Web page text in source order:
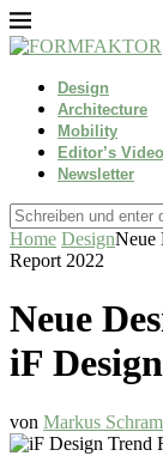
Design
Architecture
Mobility
Editor’s
Newsletter
Home DesignNeue
Report 2022
Neue
iF
von Markus